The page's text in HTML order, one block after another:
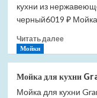
Granula
6001
(Лучшая
кухни из
черный6019 ₽
Читать далееПрочитать
для
кухни
Мойки
Мойка для кухни
Мойка для кухни